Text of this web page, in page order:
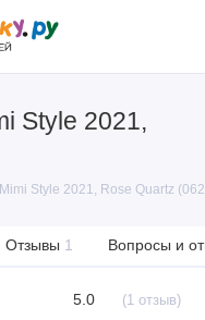
Style 2021,
Style 2021, Rose Quartz
Отзывы 1 Вопросы и
5.0 (1 отзыв)